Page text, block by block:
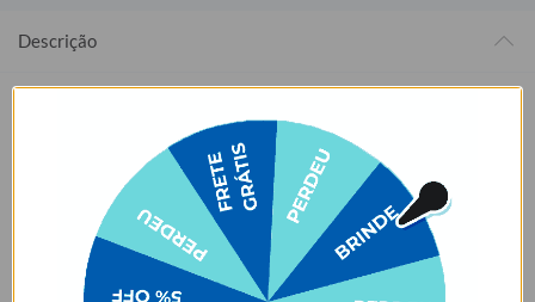
Descrição
O grande diferencial?
A tampa flip com sistema de botão
, que abre automaticamente com um clique e conta com
trava de segurança
, garantindo que ela só abra quando você
quiser. Muito mais proteção no seu dia a dia! 🔒🚀
Além disso, atampa é à prova de vazamentos.E tem mais: o
isolamento térmico eficientemantém a temperatura com gelo por
48 horas , mas atenção —não é indicada para líquidos quentes